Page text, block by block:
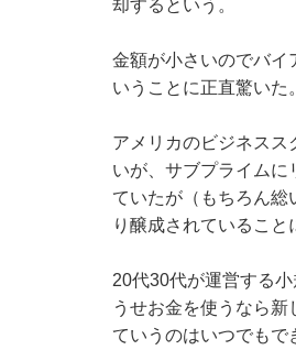
却するという。
金額が小さいのでバイ
いうことに正直驚いた。
アメリカのビジネスス
いが、サブプライムに
ていたが（もちろん
り醸成されていること
20代30代が運営する
うせお金を使うなら
ていうのはいつでもで